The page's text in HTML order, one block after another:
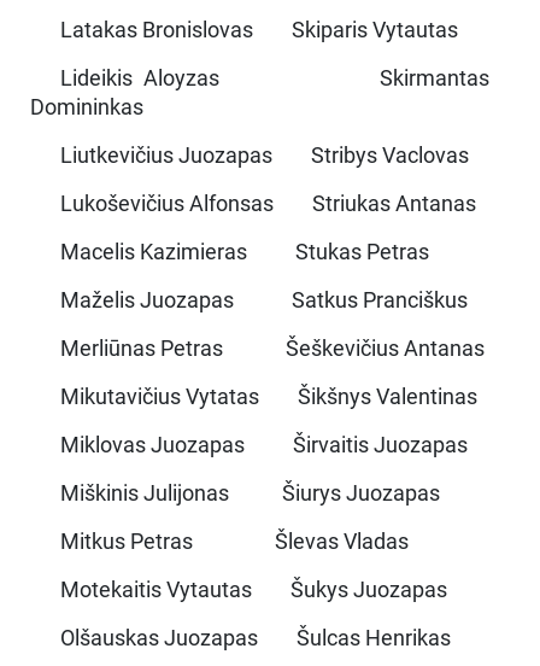
Latakas Bronislovas Skiparis Vytautas
Lideikis Aloyzas Skirmantas
Domininkas
Liutkevičius Juozapas Stribys Vaclovas
Lukoševičius Alfonsas Striukas Antanas
Macelis Kazimieras Stukas Petras
Maželis Juozapas Satkus Pranciškus
Merliūnas Petras Šeškevičius Antanas
Mikutavičius Vytatas Šikšnys Valentinas
Miklovas Juozapas Širvaitis Juozapas
Miškinis Julijonas Šiurys Juozapas
Mitkus Petras Šlevas Vladas
Motekaitis Vytautas Šukys Juozapas
Olšauskas Juozapas Šulcas Henrikas